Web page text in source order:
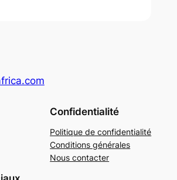
Confidentialité
Politique de confidentialité
Conditions générales
Nous contacter